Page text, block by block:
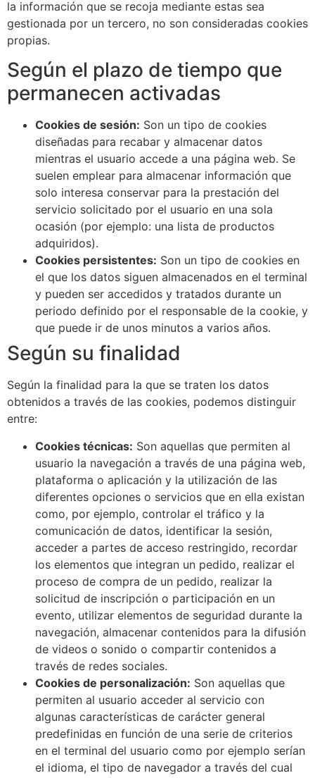
la información que se recoja mediante estas sea
gestionada por un tercero, no son consideradas cookies
propias.
Según el plazo de tiempo que
permanecen activadas
Cookies de sesión: Son un tipo de cookies
diseñadas para recabar y almacenar datos
mientras el usuario accede a una página web. Se
suelen emplear para almacenar información que
solo interesa conservar para la prestación del
servicio solicitado por el usuario en una sola
ocasión (por ejemplo: una lista de productos
adquiridos).
Cookies persistentes: Son un tipo de cookies en
el que los datos siguen almacenados en el terminal
y pueden ser accedidos y tratados durante un
periodo definido por el responsable de la cookie, y
que puede ir de unos minutos a varios años.
Según su finalidad
Según la finalidad para la que se traten los datos
obtenidos a través de las cookies, podemos distinguir
entre:
Cookies técnicas: Son aquellas que permiten al
usuario la navegación a través de una página web,
plataforma o aplicación y la utilización de las
diferentes opciones o servicios que en ella existan
como, por ejemplo, controlar el tráfico y la
comunicación de datos, identificar la sesión,
acceder a partes de acceso restringido, recordar
los elementos que integran un pedido, realizar el
proceso de compra de un pedido, realizar la
solicitud de inscripción o participación en un
evento, utilizar elementos de seguridad durante la
navegación, almacenar contenidos para la difusión
de videos o sonido o compartir contenidos a
través de redes sociales.
Cookies de personalización: Son aquellas que
permiten al usuario acceder al servicio con
algunas características de carácter general
predefinidas en función de una serie de criterios
en el terminal del usuario como por ejemplo serían
el idioma, el tipo de navegador a través del cual